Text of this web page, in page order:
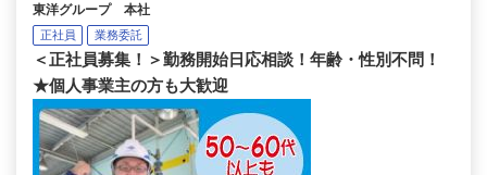
東洋グループ 本社
正社員 業務委託
＜正社員募集！＞勤務開始日応相談！年齢・性別不問！
★個人事業主の方も大歓迎